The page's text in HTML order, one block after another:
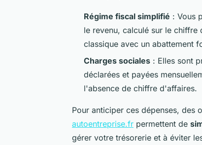
Régime fiscal simplifié : Vous
le revenu, calculé sur le
classique avec un abattement
Charges sociales : Elles sont
déclarées et payées
l'absence de chiffre d'affaires.
Pour anticiper ces dépenses, des
autoentreprise.fr permettent de
gérer votre trésorerie et à éviter